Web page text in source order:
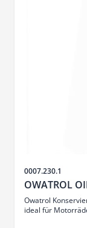
Artikelnr.
0007.230.1
OWATROL
Owatrol
ideal für